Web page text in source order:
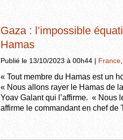
Gaza : l’impossible
Hamas
Publié le 13/10/2023 à 00h44 | France
« Tout membre du Hamas est un
« Nous allons rayer le Hamas de
Yoav Galant qui l’affirme. « Nous
affirme le commandant en chef